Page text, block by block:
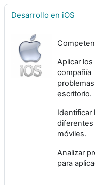
Desarrollo en iOS
Aplicar
compañía
escritorio.
Identificar
diferentes
móviles.
Analizar
para